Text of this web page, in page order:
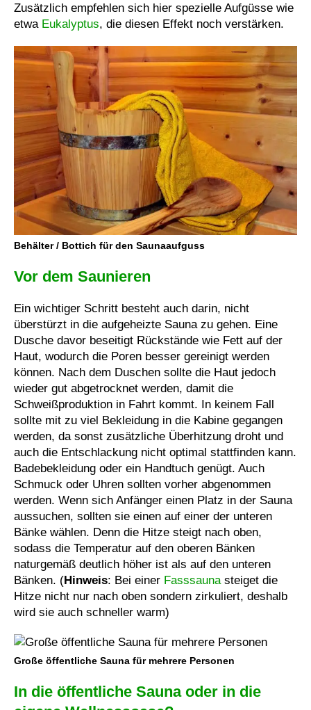
Zusätzlich empfehlen sich hier spezielle Aufgüsse wie
etwa Eukalyptus, die diesen Effekt noch verstärken.
Behälter / Bottich für den Saunaaufguss
Vor dem Saunieren
Ein wichtiger Schritt besteht auch darin, nicht
überstürzt in die aufgeheizte Sauna zu gehen. Eine
Dusche davor beseitigt Rückstände wie Fett auf der
Haut, wodurch die Poren besser gereinigt werden
können. Nach dem Duschen sollte die Haut jedoch
wieder gut abgetrocknet werden, damit die
Schweißproduktion in Fahrt kommt. In keinem Fall
sollte mit zu viel Bekleidung in die Kabine gegangen
werden, da sonst zusätzliche Überhitzung droht und
auch die Entschlackung nicht optimal stattfinden kann.
Badebekleidung oder ein Handtuch genügt. Auch
Schmuck oder Uhren sollten vorher abgenommen
werden. Wenn sich Anfänger einen Platz in der Sauna
aussuchen, sollten sie einen auf einer der unteren
Bänke wählen. Denn die Hitze steigt nach oben,
sodass die Temperatur auf den oberen Bänken
naturgemäß deutlich höher ist als auf den unteren
Bänken. (Hinweis: Bei einer Fasssauna steiget die
Hitze nicht nur nach oben sondern zirkuliert, deshalb
wird sie auch schneller warm)
Große öffentliche Sauna für mehrere Personen
In die öffentliche Sauna oder in die